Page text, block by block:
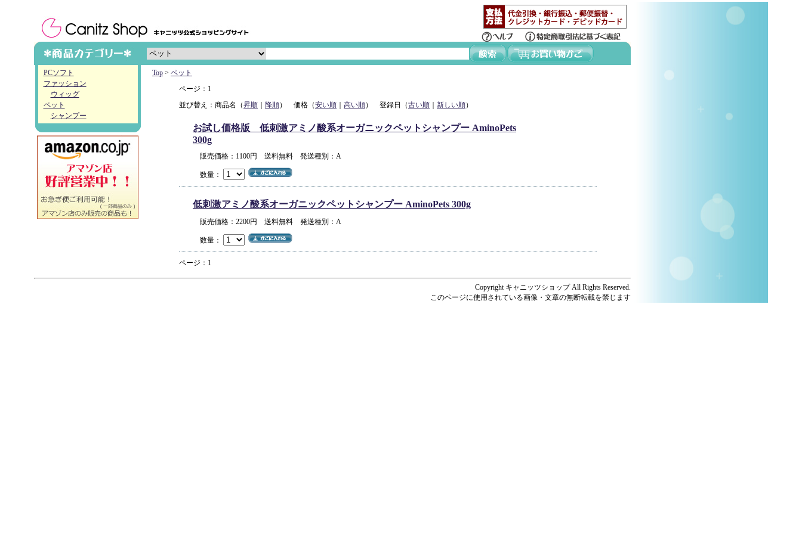
PCソフト
ファッション
ウィッグ
ペット
シャンプー
Top > ペット
ページ：1
並び替え：商品名（昇順 降順） 価格（安い順 高い順） 登録日（古い順 新しい順）
お試し価格版 低刺激アミノ酸系オーガニックペットシャンプー AminoPets
300g
販売価格：1100円 送料無料 発送種別：A
数量：
低刺激アミノ酸系オーガニックペットシャンプー AminoPets 300g
販売価格：2200円 送料無料 発送種別：A
数量：
ページ：1
Copyright キャニッツショップ All Rights Reserved.
このページに使用されている画像・文章の無断転載を禁じます